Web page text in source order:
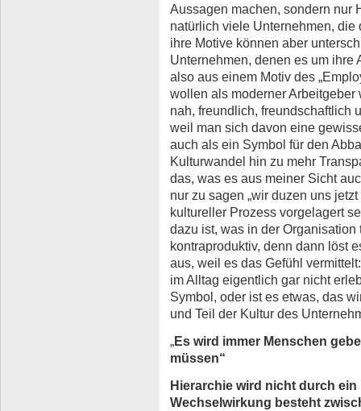
Aussagen machen, sondern nur
natürlich viele Unternehmen,
ihre Motive können aber
Unternehmen, denen es um ihre
also aus einem Motiv des
wollen als moderner
nah, freundlich, freundschaftlich
weil man sich davon eine
auch als ein Symbol für den
Kulturwandel hin zu mehr
das, was es aus meiner Sicht
nur zu sagen „wir duzen uns
kultureller Prozess vorgelagert
dazu ist, was in der
kontraproduktiv, denn dann löst
aus, weil es das Gefühl
im Alltag eigentlich gar nicht
Symbol, oder ist es etwas, das
und Teil der Kultur des
„Es wird immer Menschen
müssen“
Hierarchie wird nicht durch ein
Wechselwirkung besteht